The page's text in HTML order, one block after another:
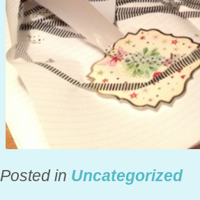
Posted in Uncategorized